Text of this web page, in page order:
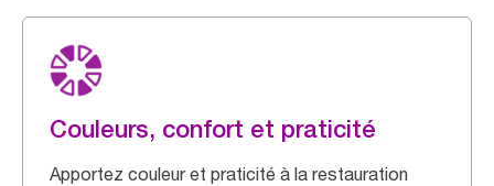
Couleurs, confort et praticité
Apportez couleur et praticité à la restauration